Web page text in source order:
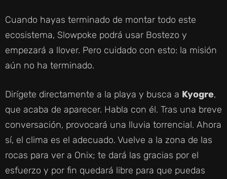
Cuando hayas terminado de montar todo este
ecosistema, Slowpoke podrá usar Bostezo y
empezará a llover. Pero cuidado con esto: la misión
aún no ha terminado.
Dirígete directamente a la playa y busca a Kyogre,
que acaba de aparecer. Habla con él. Tras una breve
conversación, provocará una lluvia torrencial. Ahora
sí, el clima es el adecuado. Vuelve a la zona de las
rocas para ver a Onix; te dará las gracias por el
esfuerzo y por fin quedará libre para que puedas